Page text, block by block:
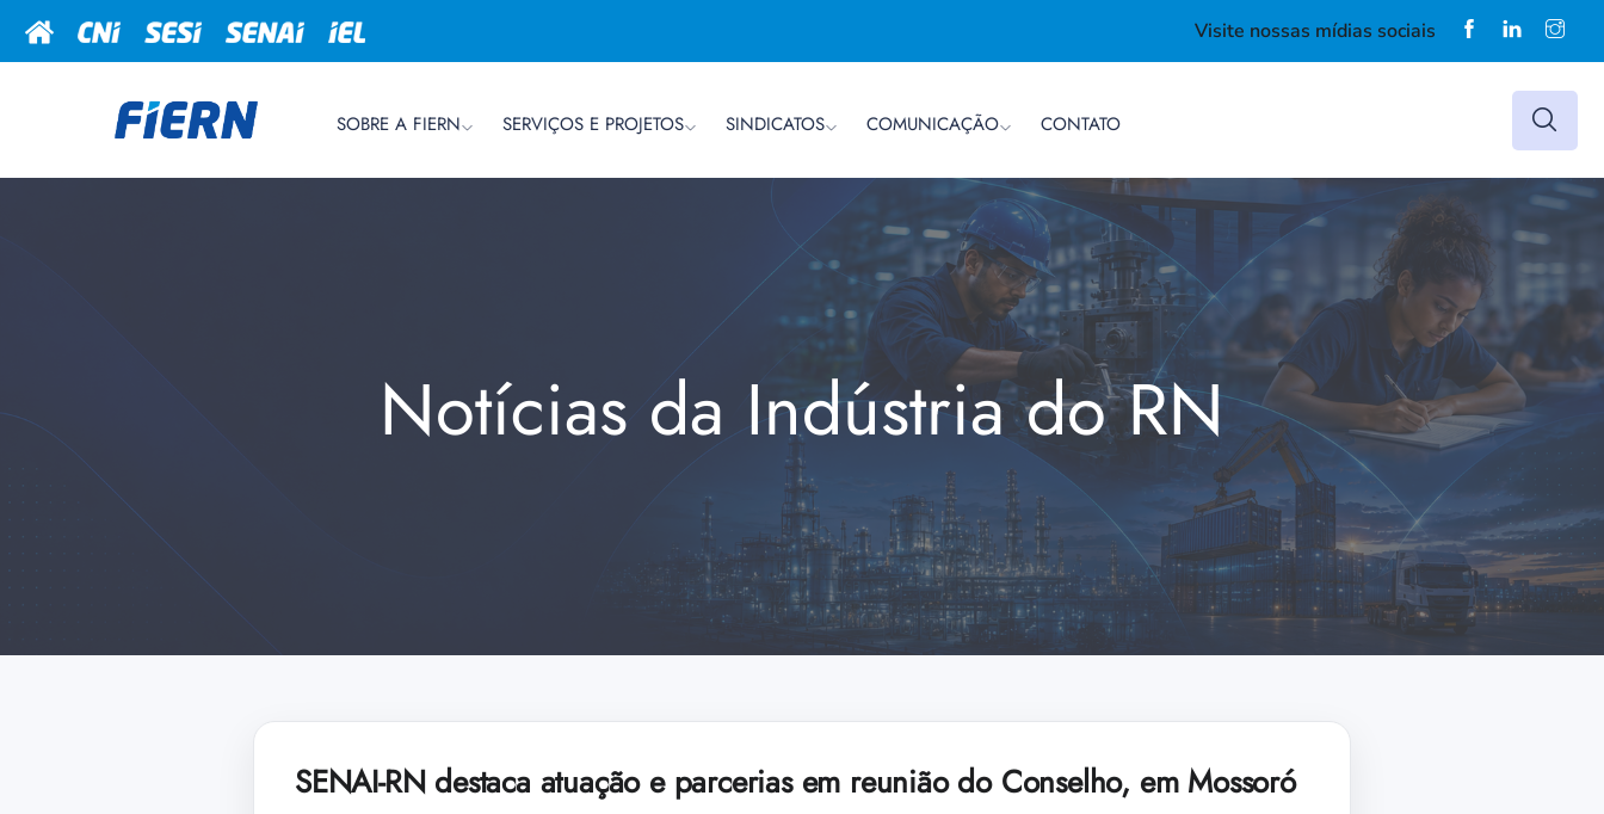
Visite nossas mídias sociais
SOBRE A FIERN SERVIÇOS E PROJETOS SINDICATOS COMUNICAÇÃO CONTATO
Notícias da Indústria do RN
SENAI-RN destaca atuação e parcerias em reunião do Conselho, em Mossoró